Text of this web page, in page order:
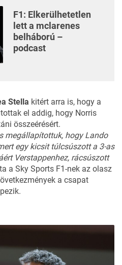
F1: Elkerülhetetlen
lett a mclarenes
belháború –
podcast
Stella kitért arra is, hogy a
el addig, hogy Norris
összeérésért.
megállapítottuk, hogy Lando
egy kicsit túlcsúszott a 3-as
Verstappenhez, rácsúszott
a Sky Sports F1-nek az olasz
a csapat